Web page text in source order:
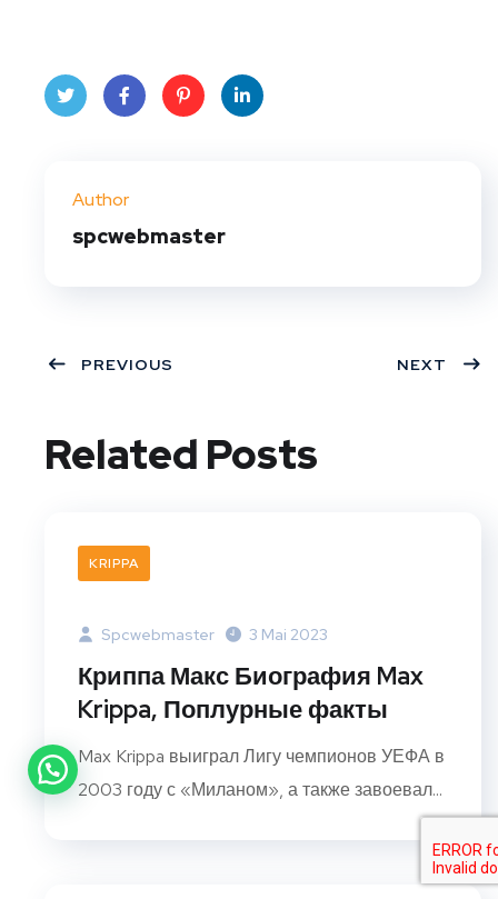
t
Author
spcwebmaster
PREVIOUS NEXT
Related Posts
KRIPPA
Spcwebmaster 3 Mai 2023
Криппа Макс Биография Max
Krippa, Поплурные факты
Max Krippa выиграл Лигу чемпионов УЕФА в
2003 году с «Миланом», а также завоевал...